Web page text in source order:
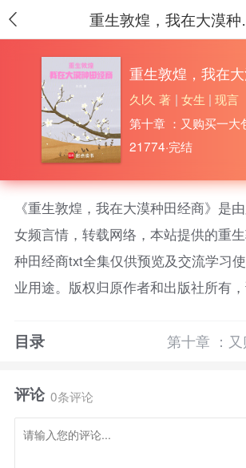
重生
重生敦煌，我在
久l久 著 | 女生 | 现言
第十章 ：又购买一大
21774·完结
《重生敦煌，我在大漠种田经商》是
女频言情，转载网络，本站提供的重
种田经商txt全集仅供预览及交流学习
业用途。版权归原作者和出版社所有，
【架空汉朝，敦煌玉门关，生活日
这年，就被人推下河沟，脑袋碰到石头
西。 好在她命大又苏醒过来，趁未
赶紧让爹娘去秦家退亲避祸。 秦家那
目录 第十章 ：
评论 0条评论